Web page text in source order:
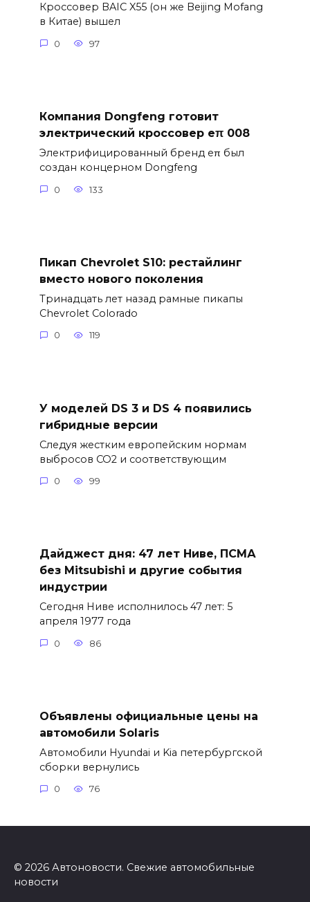
Кроссовер BAIC X55 (он же Beijing Mofang
в Китае) вышел
0 97
Компания Dongfeng готовит
электрический кроссовер eπ 008
Электрифицированный бренд eπ был
создан концерном Dongfeng
0 133
Пикап Chevrolet S10: рестайлинг
вместо нового поколения
Тринадцать лет назад рамные пикапы
Chevrolet Colorado
0 119
У моделей DS 3 и DS 4 появились
гибридные версии
Следуя жестким европейским нормам
выбросов CO2 и соответствующим
0 99
Дайджест дня: 47 лет Ниве, ПСМА
без Mitsubishi и другие события
индустрии
Сегодня Ниве исполнилось 47 лет: 5
апреля 1977 года
0 86
Объявлены официальные цены на
автомобили Solaris
Автомобили Hyundai и Kia петербургской
сборки вернулись
0 76
© 2026 Автоновости. Свежие автомобильные
новости